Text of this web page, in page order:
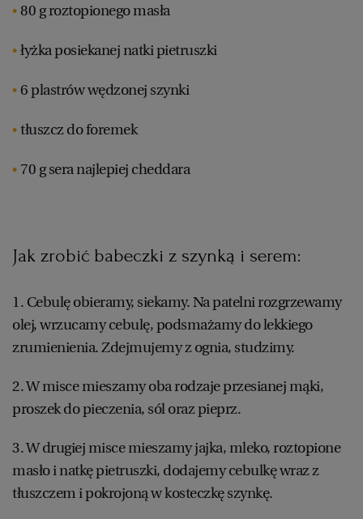
80 g roztopionego masła
łyżka posiekanej natki pietruszki
6 plastrów wędzonej szynki
tłuszcz do foremek
70 g sera najlepiej cheddara
Jak zrobić babeczki z szynką i serem:
1. Cebulę obieramy, siekamy. Na patelni rozgrzewamy
olej, wrzucamy cebulę, podsmażamy do lekkiego
zrumienienia. Zdejmujemy z ognia, studzimy.
2. W misce mieszamy oba rodzaje przesianej mąki,
proszek do pieczenia, sól oraz pieprz.
3. W drugiej misce mieszamy jajka, mleko, roztopione
masło i natkę pietruszki, dodajemy cebulkę wraz z
tłuszczem i pokrojoną w kosteczkę szynkę.